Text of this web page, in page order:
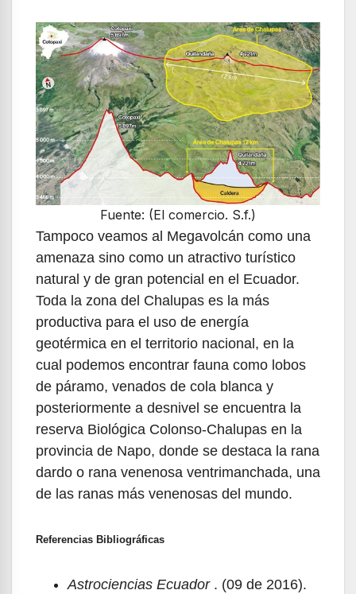
Fuente: (El comercio. S.f.)
Tampoco veamos al Megavolcán como una
amenaza sino como un atractivo turístico
natural y de gran potencial en el Ecuador.
Toda la zona del Chalupas es la más
productiva para el uso de energía
geotérmica en el territorio nacional, en la
cual podemos encontrar fauna como lobos
de páramo, venados de cola blanca y
posteriormente a desnivel se encuentra la
reserva Biológica Colonso-Chalupas en la
provincia de Napo, donde se destaca la rana
dardo o rana venenosa ventrimanchada, una
de las ranas más venenosas del mundo.
Referencias Bibliográficas
Astrociencias Ecuador . (09 de 2016).